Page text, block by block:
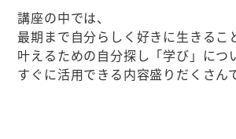
講座の中では、
最期まで自分らしく好きに生きるこ
叶えるための自分探し「学び」につ
すぐに活用できる内容盛りだくさん